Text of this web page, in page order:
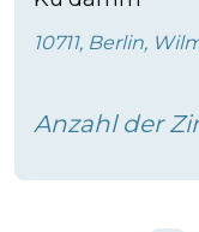
10711, Berlin,
Anzahl der